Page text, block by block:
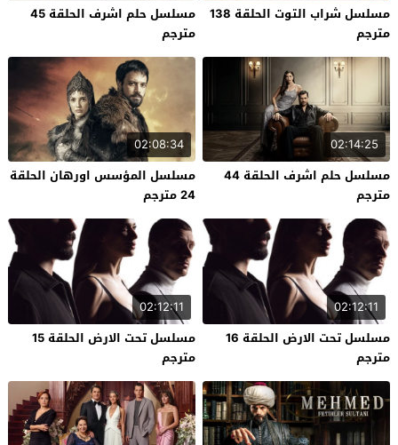
مسلسل شراب التوت الحلقة 138
مترجم
مسلسل حلم اشرف الحلقة 45
مترجم
02:14:25
مسلسل حلم اشرف الحلقة 44
مترجم
02:08:34
مسلسل المؤسس اورهان الحلقة
24 مترجم
02:12:11
مسلسل تحت الارض الحلقة 16
مترجم
02:12:11
مسلسل تحت الارض الحلقة 15
مترجم